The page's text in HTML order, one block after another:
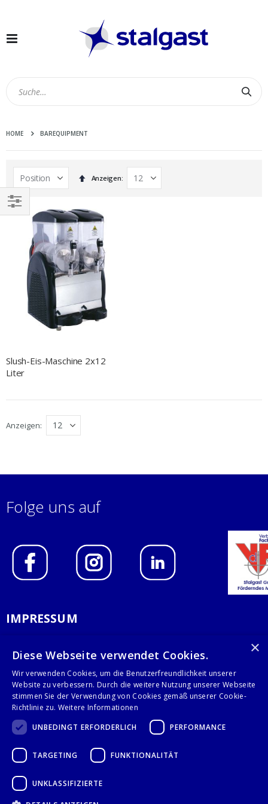
Navigation
HOME BAREQUIPMENT
In
absteigender
Anzeigen
Slush-Eis-Maschine 2x12
Liter
Anzeigen
EINKAUFEN
Folge uns auf
IMPRESSUM
AGB
KONTAKT
Stalgast GmbH
28359 Bremen
+49 421 408844-0
×
Diese Webseite verwendet Cookies.
Wir verwenden Cookies, um die Benutzerfreundlichkeit unserer
Website zu verbessern. Durch die weitere Nutzung unserer Webseite
stimmen Sie der Verwendung von Cookies gemäß unserer Cookie-
Richtlinie zu. Weitere Informationen
UNBEDINGT ERFORDERLICH
PERFORMANCE
TARGETING FUNKTIONALITÄT
UNKLASSIFIZIERTE